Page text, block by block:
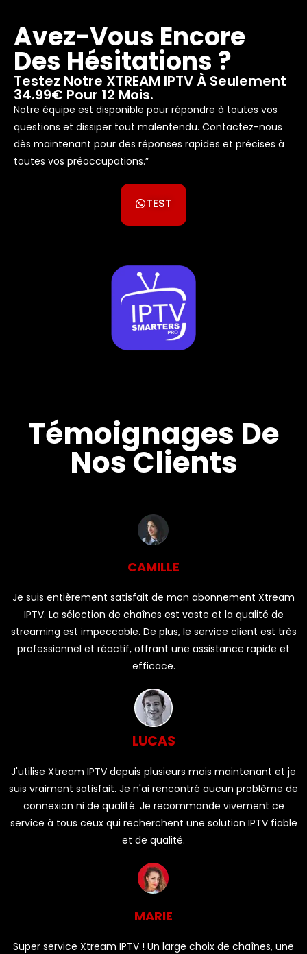
Avez-Vous Encore
Des Hésitations ?
Testez Notre XTREAM IPTV À Seulement
34.99€ Pour 12 Mois.
Notre équipe est disponible pour répondre à toutes vos
questions et dissiper tout malentendu. Contactez-nous
dès maintenant pour des réponses rapides et précises à
toutes vos préoccupations.”
TEST
Témoignages De
Nos Clients
CAMILLE
Je suis entièrement satisfait de mon abonnement Xtream
IPTV. La sélection de chaînes est vaste et la qualité de
streaming est impeccable. De plus, le service client est très
professionnel et réactif, offrant une assistance rapide et
efficace.
LUCAS
J'utilise Xtream IPTV depuis plusieurs mois maintenant et je
suis vraiment satisfait. Je n'ai rencontré aucun problème de
connexion ni de qualité. Je recommande vivement ce
service à tous ceux qui recherchent une solution IPTV fiable
et de qualité.
MARIE
Super service Xtream IPTV ! Un large choix de chaînes, une